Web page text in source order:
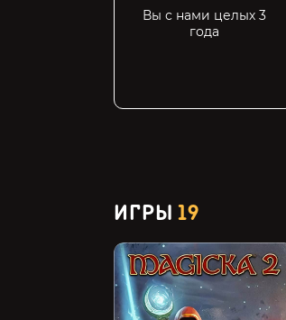
Вы с нами целых 3
года
ИГРЫ 19